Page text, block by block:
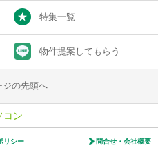
特集一覧
物件提案してもらう
ジの先頭へ
コン
リシー 問合せ・会社概要